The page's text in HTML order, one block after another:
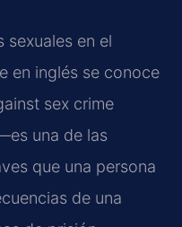
sexuales en el
en inglés se conoce
sex crime
una de las
que una persona
de una